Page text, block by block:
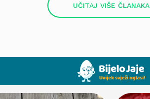
UČITAJ VIŠE ČLANAKA